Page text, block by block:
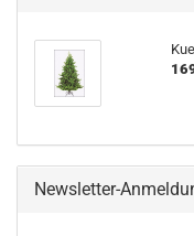
Newsletter-